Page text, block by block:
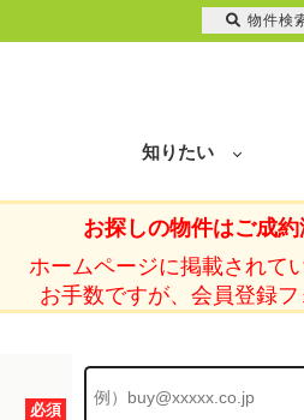
知りたい
お探しの物件はご成約
ホームページに掲載されて
お手数ですが、会員登録フ
必須
物件検